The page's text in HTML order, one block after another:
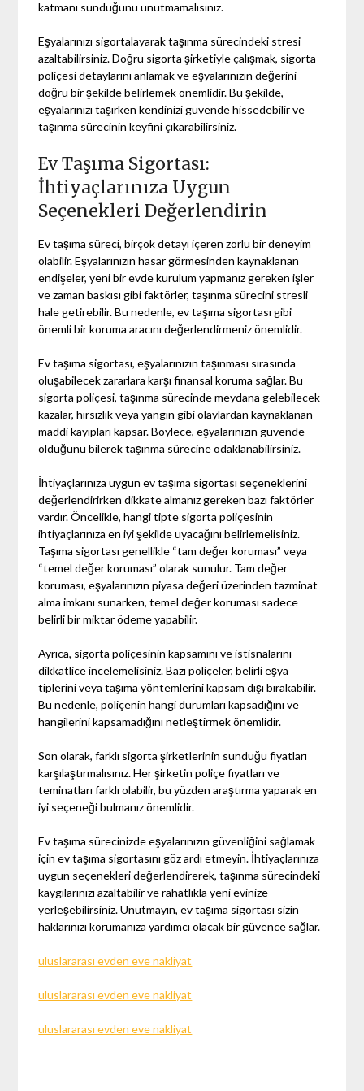
katmanı sunduğunu unutmamalısınız.
Eşyalarınızı sigortalayarak taşınma sürecindeki stresi
azaltabilirsiniz. Doğru sigorta şirketiyle çalışmak, sigorta
poliçesi detaylarını anlamak ve eşyalarınızın değerini
doğru bir şekilde belirlemek önemlidir. Bu şekilde,
eşyalarınızı taşırken kendinizi güvende hissedebilir ve
taşınma sürecinin keyfini çıkarabilirsiniz.
Ev Taşıma Sigortası:
İhtiyaçlarınıza Uygun
Seçenekleri Değerlendirin
Ev taşıma süreci, birçok detayı içeren zorlu bir deneyim
olabilir. Eşyalarınızın hasar görmesinden kaynaklanan
endişeler, yeni bir evde kurulum yapmanız gereken işler
ve zaman baskısı gibi faktörler, taşınma sürecini stresli
hale getirebilir. Bu nedenle, ev taşıma sigortası gibi
önemli bir koruma aracını değerlendirmeniz önemlidir.
Ev taşıma sigortası, eşyalarınızın taşınması sırasında
oluşabilecek zararlara karşı finansal koruma sağlar. Bu
sigorta poliçesi, taşınma sürecinde meydana gelebilecek
kazalar, hırsızlık veya yangın gibi olaylardan kaynaklanan
maddi kayıpları kapsar. Böylece, eşyalarınızın güvende
olduğunu bilerek taşınma sürecine odaklanabilirsiniz.
İhtiyaçlarınıza uygun ev taşıma sigortası seçeneklerini
değerlendirirken dikkate almanız gereken bazı faktörler
vardır. Öncelikle, hangi tipte sigorta poliçesinin
ihtiyaçlarınıza en iyi şekilde uyacağını belirlemelisiniz.
Taşıma sigortası genellikle “tam değer koruması” veya
“temel değer koruması” olarak sunulur. Tam değer
koruması, eşyalarınızın piyasa değeri üzerinden tazminat
alma imkanı sunarken, temel değer koruması sadece
belirli bir miktar ödeme yapabilir.
Ayrıca, sigorta poliçesinin kapsamını ve istisnalarını
dikkatlice incelemelisiniz. Bazı poliçeler, belirli eşya
tiplerini veya taşıma yöntemlerini kapsam dışı bırakabilir.
Bu nedenle, poliçenin hangi durumları kapsadığını ve
hangilerini kapsamadığını netleştirmek önemlidir.
Son olarak, farklı sigorta şirketlerinin sunduğu fiyatları
karşılaştırmalısınız. Her şirketin poliçe fiyatları ve
teminatları farklı olabilir, bu yüzden araştırma yaparak en
iyi seçeneği bulmanız önemlidir.
Ev taşıma sürecinizde eşyalarınızın güvenliğini sağlamak
için ev taşıma sigortasını göz ardı etmeyin. İhtiyaçlarınıza
uygun seçenekleri değerlendirerek, taşınma sürecindeki
kaygılarınızı azaltabilir ve rahatlıkla yeni evinize
yerleşebilirsiniz. Unutmayın, ev taşıma sigortası sizin
haklarınızı korumanıza yardımcı olacak bir güvence sağlar.
uluslararası evden eve nakliyat
uluslararası evden eve nakliyat
uluslararası evden eve nakliyat